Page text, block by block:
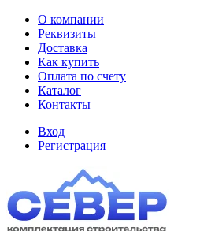
О компании
Реквизиты
Доставка
Как купить
Оплата по счету
Каталог
Контакты
Вход
Регистрация